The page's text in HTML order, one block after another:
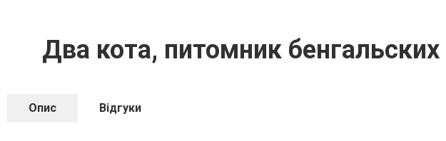
Два кота, питомник
Опис Відгуки